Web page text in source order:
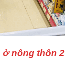
nông thôn